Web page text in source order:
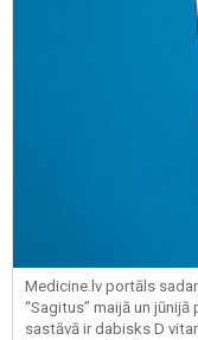
Medicine.lv portāls
“Sagitus” maijā un jūnijā
sastāvā ir dabisks D